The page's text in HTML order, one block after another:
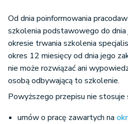
Od dnia poinformowania
szkolenia podstawowego do
okresie trwania szkolenia
okres 12 miesięcy od dnia jego
nie może rozwiązać ani
osobą odbywającą to szkolenie.
Powyższego przepisu nie stosuje
umów o pracę zawartych na